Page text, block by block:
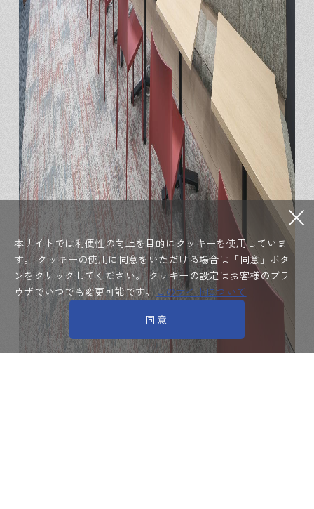
本サイトでは利便性の向上を目的にクッキーを使用していま
す。クッキーの使用に同意をいただける場合は「同意」ボタ
ンをクリックしてください。クッキーの設定はお客様のブラ
ウザでいつでも変更可能です。このサイトについて
同意